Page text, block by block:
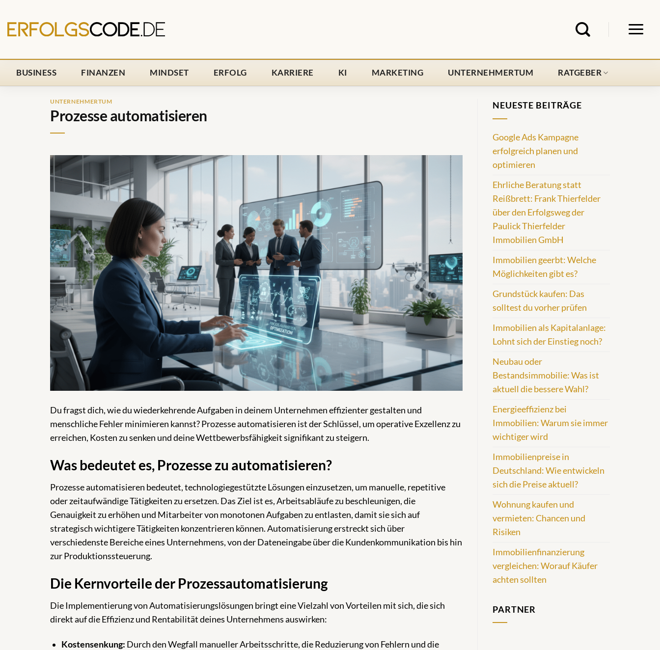
Inhalt
springen
BUSINESS FINANZEN MINDSET ERFOLG KARRIERE KI MARKETING UNTERNEHMERTUM RATGEBER
UNTERNEHMERTUM
Prozesse automatisieren
Du fragst dich, wie du wiederkehrende Aufgaben in deinem Unternehmen effizienter gestalten und
menschliche Fehler minimieren kannst? Prozesse automatisieren ist der Schlüssel, um operative Exzellenz zu
erreichen, Kosten zu senken und deine Wettbewerbsfähigkeit signifikant zu steigern.
Was bedeutet es, Prozesse zu automatisieren?
Prozesse automatisieren bedeutet, technologiegestützte Lösungen einzusetzen, um manuelle, repetitive
oder zeitaufwändige Tätigkeiten zu ersetzen. Das Ziel ist es, Arbeitsabläufe zu beschleunigen, die
Genauigkeit zu erhöhen und Mitarbeiter von monotonen Aufgaben zu entlasten, damit sie sich auf
strategisch wichtigere Tätigkeiten konzentrieren können. Automatisierung erstreckt sich über
verschiedenste Bereiche eines Unternehmens, von der Dateneingabe über die Kundenkommunikation bis hin
zur Produktionssteuerung.
Die Kernvorteile der Prozessautomatisierung
Die Implementierung von Automatisierungslösungen bringt eine Vielzahl von Vorteilen mit sich, die sich
direkt auf die Effizienz und Rentabilität deines Unternehmens auswirken:
Kostensenkung: Durch den Wegfall manueller Arbeitsschritte, die Reduzierung von Fehlern und die
NEUESTE BEITRÄGE
Google Ads Kampagne
erfolgreich planen und
optimieren
Ehrliche Beratung statt
Reißbrett: Frank Thierfelder
über den Erfolgsweg der
Paulick Thierfelder
Immobilien GmbH
Immobilien geerbt: Welche
Möglichkeiten gibt es?
Grundstück kaufen: Das
solltest du vorher prüfen
Immobilien als Kapitalanlage:
Lohnt sich der Einstieg noch?
Neubau oder
Bestandsimmobilie: Was ist
aktuell die bessere Wahl?
Energieeffizienz bei
Immobilien: Warum sie immer
wichtiger wird
Immobilienpreise in
Deutschland: Wie entwickeln
sich die Preise aktuell?
Wohnung kaufen und
vermieten: Chancen und
Risiken
Immobilienfinanzierung
vergleichen: Worauf Käufer
achten sollten
PARTNER